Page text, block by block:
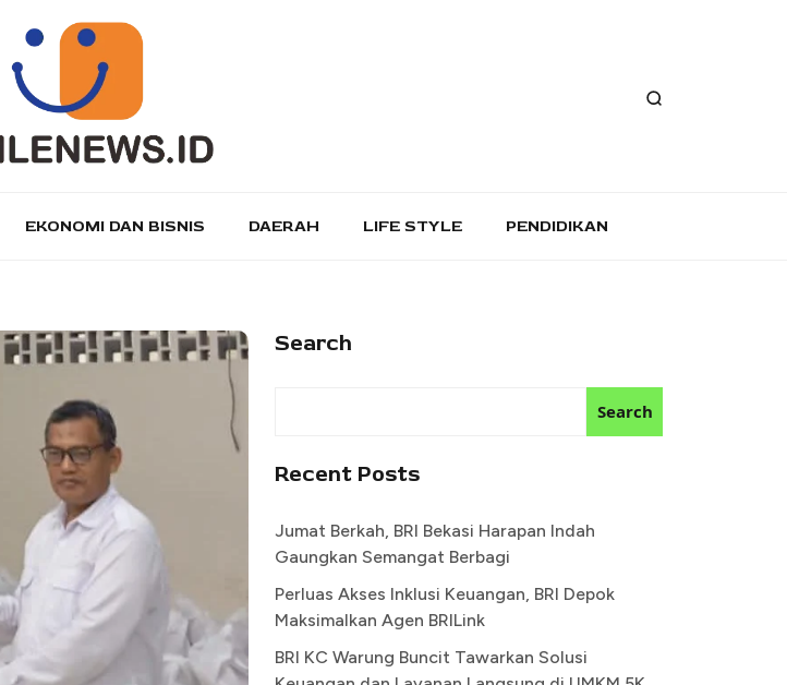
EKONOMI DAN BISNIS DAERAH LIFE STYLE PENDIDIKAN
Search
Search
Recent Posts
Jumat Berkah, BRI Bekasi Harapan Indah
Gaungkan Semangat Berbagi
Perluas Akses Inklusi Keuangan, BRI Depok
Maksimalkan Agen BRILink
BRI KC Warung Buncit Tawarkan Solusi